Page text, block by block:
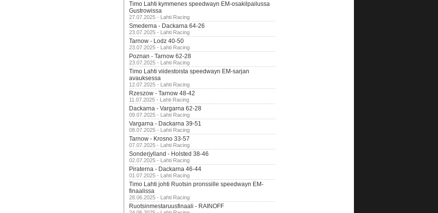
Timo Lahti kymmenes speedwayn EM-osakilpailussa
Gustrowissa
27.07.2025 - Lahti Racing
Smederna - Dackarna 64-26
23.07.2025 - Lahti Racing
Tarnow - Lodz 40-50
23.07.2025 - Lahti Racing
Poznan - Tarnow 62-28
23.07.2025 - Lahti Racing
Timo Lahti viidestoista speedwayn EM-sarjan
avauksessa
12.07.2025 - Lahti Racing
Rzeszow - Tarnow 48-42
11.07.2025 - Lahti Racing
Dackarna - Vargarna 62-28
09.07.2025 - Lahti Racing
Vargarna - Dackarna 39-51
08.07.2025 - Lahti Racing
Tarnow - Krosno 33-57
07.07.2025 - Lahti Racing
Sonderjylland - Holsted 38-46
02.07.2025 - Lahti Racing
Piraterna - Dackarna 46-44
01.07.2025 - Lahti Racing
Timo Lahti johti Ruotsin pronssille speedwayn EM-
finaalissa
28.06.2025 - Lahti Racing
Ruotsinmestaruusfinaali - RAINOFF